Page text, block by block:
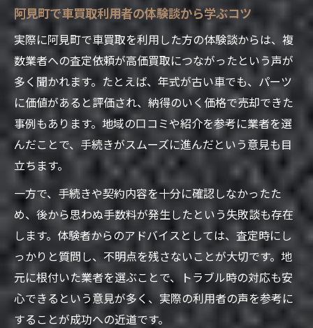
阿見町で車買取利用者の体験談から学ぶコツ
実際に阿見町で車買取を利用した方の体験談からは、複
数業者への査定依頼が高価買取につながったという声が
多く聞かれます。たとえば、年式が古い車でも、パーツ
に価値があると評価され、納得のいく価格で売却できた
事例もあります。地域の口コミや紹介を参考に業者を選
んだことで、手続きがスムーズに進んだという意見も目
立ちます。
一方で、手続きや契約内容を十分に確認しなかったた
め、後から思わぬ手数料が発生したという失敗談も存在
します。体験者からのアドバイスとしては、査定時にし
っかりと質問し、不明点を残さないことが大切です。地
元に根付いた業者を選ぶことで、トラブル時の対応も安
心できるという意見が多く、実際の利用者の声を参考に
することが成功への近道です。